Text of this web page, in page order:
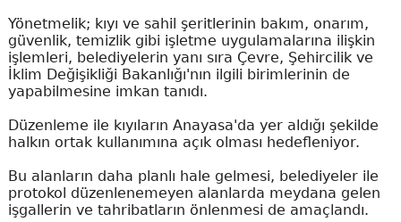
Yönetmelik; kıyı ve sahil şeritlerinin bakım, onarım,
güvenlik, temizlik gibi işletme uygulamalarına ilişkin
işlemleri, belediyelerin yanı sıra Çevre, Şehircilik ve
İklim Değişikliği Bakanlığı'nın ilgili birimlerinin de
yapabilmesine imkan tanıdı.
Düzenleme ile kıyıların Anayasa'da yer aldığı şekilde
halkın ortak kullanımına açık olması hedefleniyor.
Bu alanların daha planlı hale gelmesi, belediyeler ile
protokol düzenlenemeyen alanlarda meydana gelen
işgallerin ve tahribatların önlenmesi de amaçlandı.